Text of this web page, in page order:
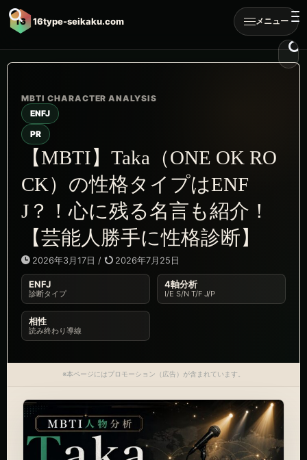
16 16type-seikaku.com メニュー
ENFJ
PR
【MBTI】Taka（ONE OK RO
CK）の性格タイプはENF
J？！心に残る名言も紹介！
【芸能人勝手に性格診断】
2026年3月17日 / 2026年7月25日
ENFJ
診断タイプ
4軸分析
I/E S/N T/F J/P
相性
読み終わり導線
※本ページにはプロモーション（広告）が含まれています。